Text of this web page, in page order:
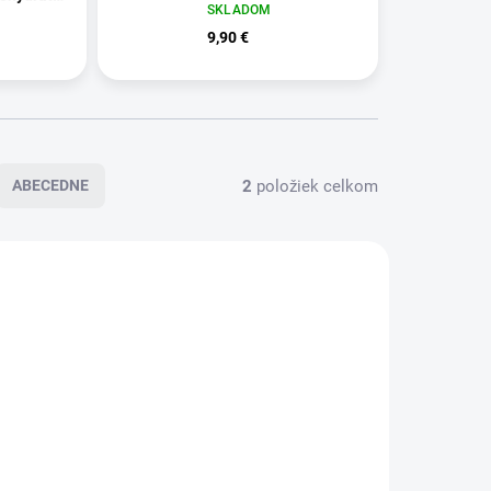
SKLADOM
9,90 €
ABECEDNE 2 položiek celkom